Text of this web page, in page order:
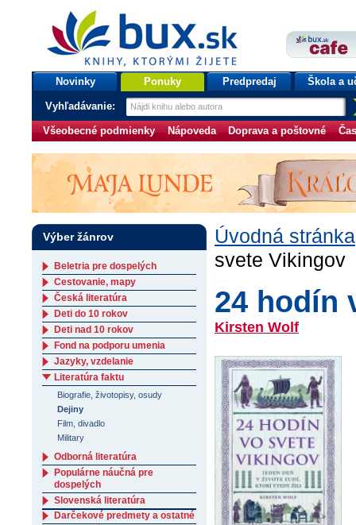
bux.sk
knihy, ktorými žijete
Úvodná stránka
Novinky Ponuky Predpredaj Škola a
Vyhľadávanie:
Všeobecné podmienky Nápoveda Doprava a poštovné
Úvodná stránka
svete Vikingov
24 hodín
Kirsten Wolf
Výber žánrov
Beletria pre dospelých
Cestovanie, mapy
Česká literatúra
Deti do 10 rokov
Deti nad 10 rokov
Fond na podporu umenia
Jazyky, vzdelanie
Literatúra faktu
Biografie, životopisy, osudy
Dejiny
Film, divadlo
Military
Odborná literatúra
Populárne náučná pre
dospelých
Slovenská literatúra
Darčekové predmety a ostatné